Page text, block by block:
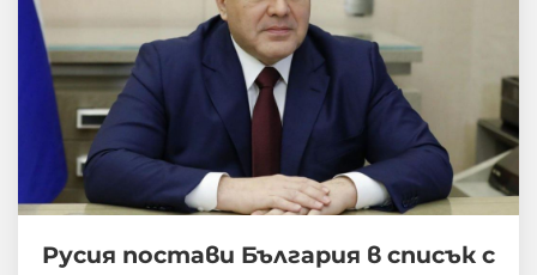
Русия постави България в списък с